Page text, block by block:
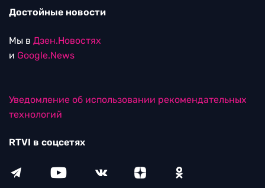
Достойные новости
Мы в Дзен.Новостях
и Google.News
Уведомление об использовании рекомендательных
технологий
RTVI в соцсетях